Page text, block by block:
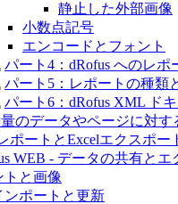
静止した外部画像
小数点記号
エンコードとフォント
パート4：dRofus へのレポ
パート5：レポートの種類
パート6：dRofus XML ド
のデータやページに対す
ポートとExcelエクスポー
WEB - データの共有とエ
トと画像
ンポートと更新